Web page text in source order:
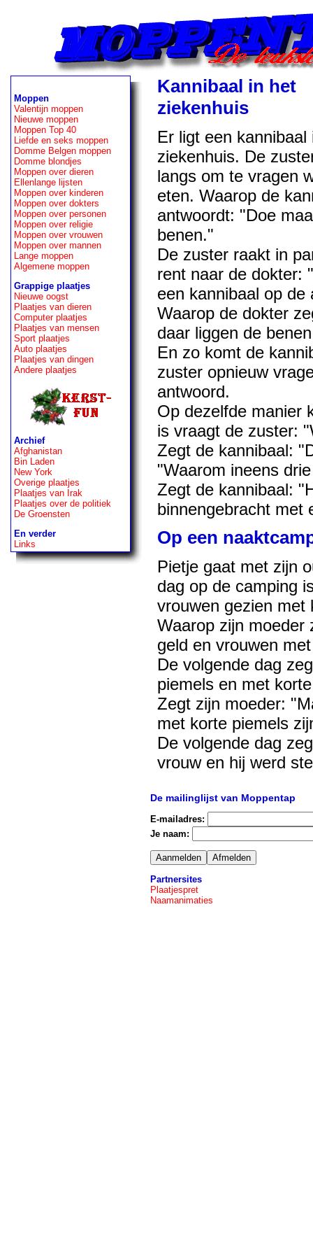
Moppen
Valentijn moppen
Nieuwe moppen
Moppen Top 40
Liefde en seks moppen
Domme Belgen moppen
Domme blondjes
Moppen over dieren
Ellenlange lijsten
Moppen over kinderen
Moppen over dokters
Moppen over personen
Moppen over religie
Moppen over vrouwen
Moppen over mannen
Lange moppen
Algemene moppen
Grappige plaatjes
Nieuwe oogst
Plaatjes van dieren
Computer plaatjes
Plaatjes van mensen
Sport plaatjes
Auto plaatjes
Plaatjes van dingen
Andere plaatjes
Archief
Afghanistan
Bin Laden
New York
Overige plaatjes
Plaatjes van Irak
Plaatjes over de politiek
De Groensten
En verder
Links
Kannibaal in het
ziekenhuis
Er ligt een kannibaal
ziekenhuis. De
langs om te vragen
eten. Waarop de
antwoordt: "Doe
benen."
De zuster raakt in
rent naar de dokter:
een kannibaal op de
Waarop de dokter
daar liggen de
En zo komt de
zuster opnieuw
antwoord.
Op dezelfde manier
is vraagt de zuster:
Zegt de kannibaal:
"Waarom ineens
Zegt de kannibaal:
binnengebracht met
Op een
Pietje gaat met zijn
dag op de camping
vrouwen gezien met
Waarop zijn moeder
geld en vrouwen
De volgende dag
piemels en met
Zegt zijn moeder:
met korte piemels
De volgende dag
vrouw en hij werd
De mailinglijst van Moppentap
E-mailadres:
Je naam:
Partnersites
Plaatjespret
Naamanimaties